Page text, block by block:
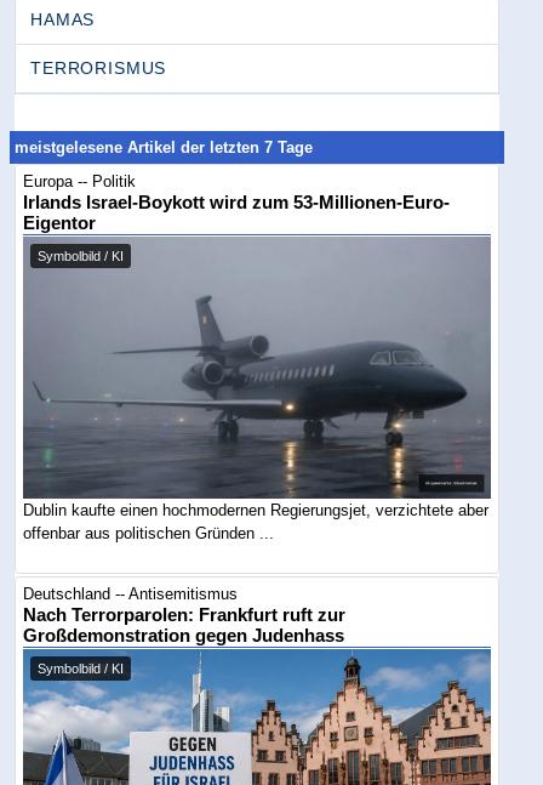
HAMAS
TERRORISMUS
meistgelesene Artikel der letzten 7 Tage
Europa -- Politik
Irlands Israel-Boykott wird zum 53-Millionen-Euro-
Eigentor
Symbolbild / KI
Dublin kaufte einen hochmodernen Regierungsjet, verzichtete aber
offenbar aus politischen Gründen ...
Deutschland -- Antisemitismus
Nach Terrorparolen: Frankfurt ruft zur
Großdemonstration gegen Judenhass
Symbolbild / KI